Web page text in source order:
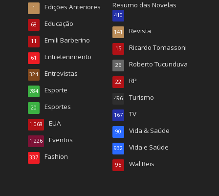
Edições Anteriores
1
Educação
68
Emili Barberino
11
Entretenimento
61
Entrevistas
324
Esporte
784
Esportes
20
EUA
1.068
Eventos
1.226
Fashion
337
Resumo das Novelas
410
Revista
141
Ricardo Tomassoni
15
Roberto Tucunduva
26
RP
22
Turismo
496
TV
167
Vida & Saúde
90
Vida e Saúde
932
Wal Reis
95